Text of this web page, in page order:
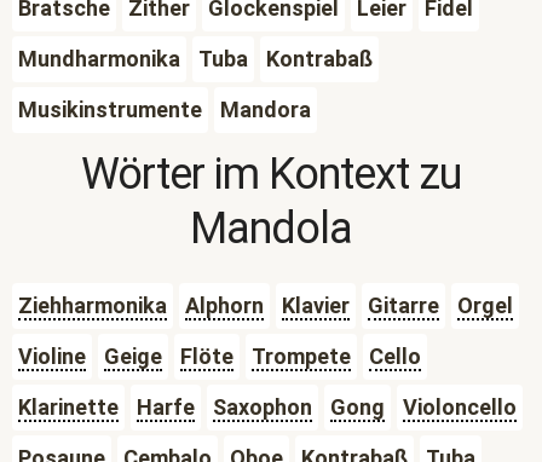
Bratsche
Zither Glockenspiel Leier
Fidel
Mundharmonika
Tuba
Kontrabaß
Musikinstrumente
Mandora
Wörter im Kontext zu
Mandola
Ziehharmonika Alphorn Klavier Gitarre
Orgel
Violine
Geige Flöte Trompete
Cello
Klarinette
Harfe Saxophon Gong
Violoncello